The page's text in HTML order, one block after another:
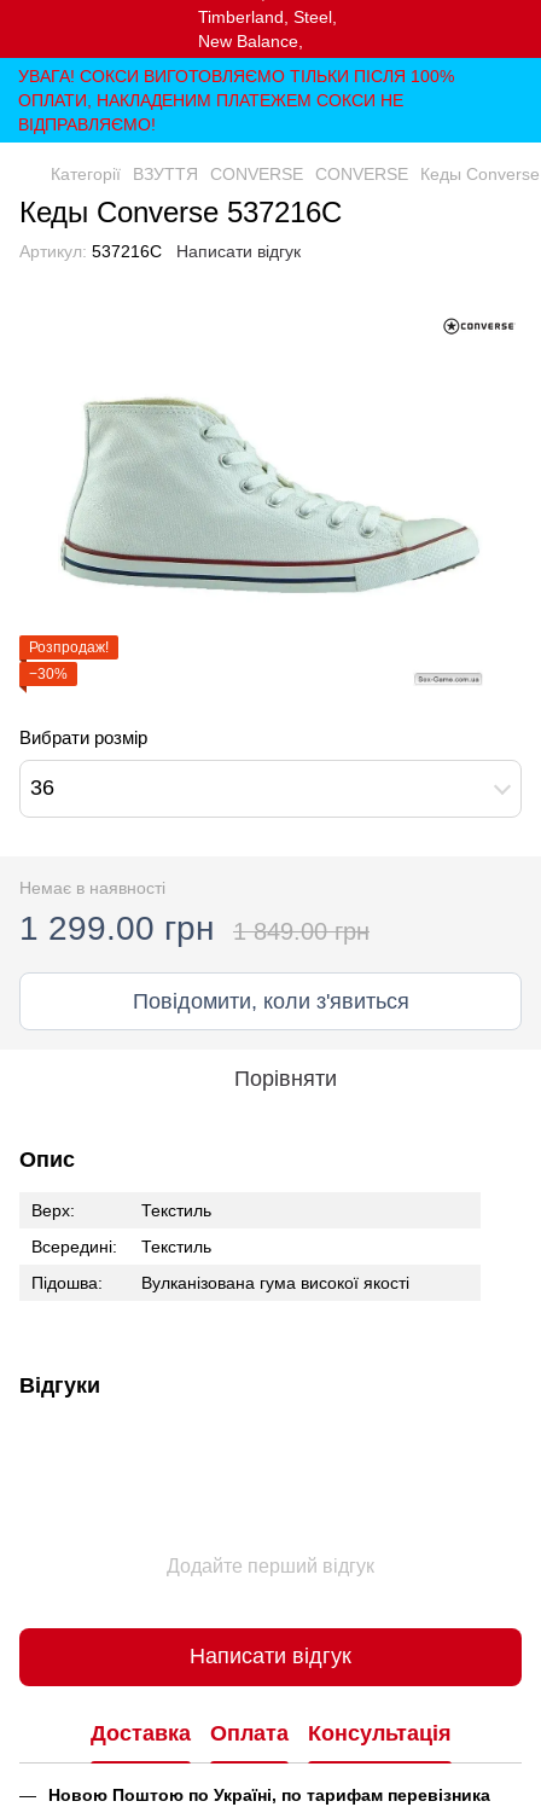
УВАГА! СОКСИ ВИГОТОВЛЯЄМО ТІЛЬКИ ПІСЛЯ 100%
ОПЛАТИ, НАКЛАДЕНИМ ПЛАТЕЖЕМ СОКСИ НЕ
ВІДПРАВЛЯЄМО!
Категорії ВЗУТТЯ CONVERSE CONVERSE Кеды
Кеды Converse 537216C
Артикул: 537216C Написати відгук
Розпродаж!
−30%
Вибрати розмір
36
Немає в наявності
1 299.00 грн 1 849.00 грн
Повідомити, коли з'явиться
Порівняти
Опис
Верх:
Текстиль
Всередині:
Текстиль
Підошва:
Вулканізована гума високої якості
Відгуки
Додайте перший відгук
Написати відгук
Доставка Оплата Консультація
Новою Поштою по Україні, по тарифам перевізника